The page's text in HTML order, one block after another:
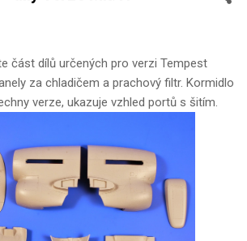
část dílů určených pro verzi Tempest
za chladičem a prachový filtr. Kormidlo
verze, ukazuje vzhled portů s šitím.